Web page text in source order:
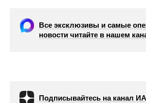
Все эксклюзивы и самые
новости читайте в нашем
Подписывайтесь на канал